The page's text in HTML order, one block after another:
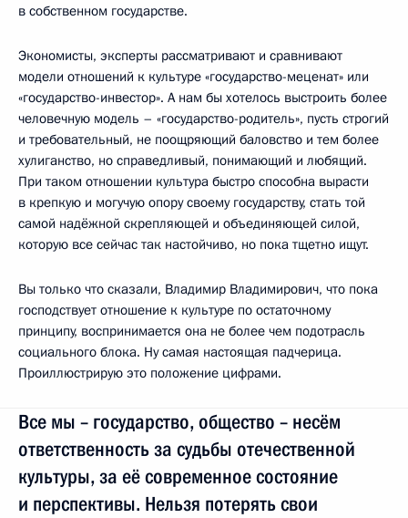
в собственном государстве.
Экономисты, эксперты рассматривают и сравнивают
модели отношений к культуре «государство-меценат» или
«государство-инвестор». А нам бы хотелось выстроить более
человечную модель – «государство-родитель», пусть строгий
и требовательный, не поощряющий баловство и тем более
хулиганство, но справедливый, понимающий и любящий.
При таком отношении культура быстро способна вырасти
в крепкую и могучую опору своему государству, стать той
самой надёжной скрепляющей и объединяющей силой,
которую все сейчас так настойчиво, но пока тщетно ищут.
Вы только что сказали, Владимир Владимирович, что пока
господствует отношение к культуре по остаточному
принципу, воспринимается она не более чем подотрасль
социального блока. Ну самая настоящая падчерица.
Проиллюстрирую это положение цифрами.
Все мы – государство, общество – несём
ответственность за судьбы отечественной
культуры, за её современное состояние
и перспективы. Нельзя потерять свои